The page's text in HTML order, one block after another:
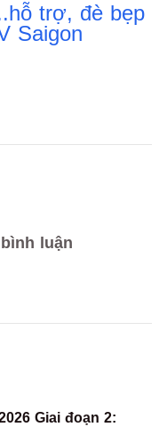
trợ, đè bẹp
Saigon
luận
Giai đoạn 2: